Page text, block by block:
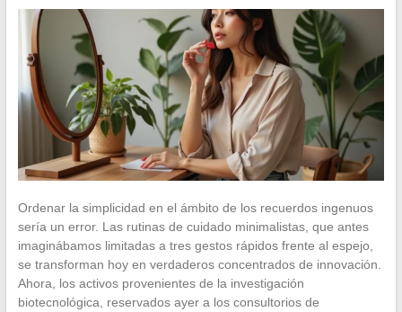
Ordenar la simplicidad en el ámbito de los recuerdos ingenuos
sería un error. Las rutinas de cuidado minimalistas, que antes
imaginábamos limitadas a tres gestos rápidos frente al espejo,
se transforman hoy en verdaderos concentrados de innovación.
Ahora, los activos provenientes de la investigación
biotecnológica, reservados ayer a los consultorios de